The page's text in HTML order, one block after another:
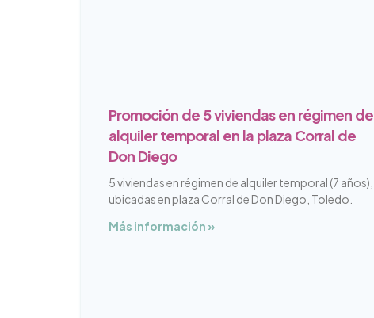
Promoción de 5 viviendas en régimen de
alquiler temporal en la plaza Corral de
Don Diego
5 viviendas en régimen de alquiler temporal (7 años),
ubicadas en plaza Corral de Don Diego, Toledo.
Más información »